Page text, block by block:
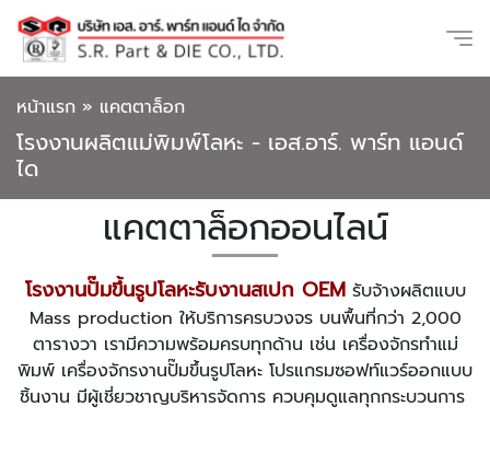
หน้าแรก » แคตตาล็อก
โรงงานผลิตแม่พิมพ์โลหะ - เอส.อาร์. พาร์ท แอนด์
ได
แคตตาล็อกออนไลน์
โรงงานปั๊มขึ้นรูปโลหะรับงานสเปก OEMรับจ้างผลิตแบบ
Mass production ให้บริการครบวงจร บนพื้นที่กว่า 2,000
ตารางวา เรามีความพร้อมครบทุกด้าน เช่น เครื่องจักรทำแม่
พิมพ์ เครื่องจักรงานปั๊มขึ้นรูปโลหะ โปรแกรมซอฟท์แวร์ออกแบบ
ชิ้นงาน มีผู้เชี่ยวชาญบริหารจัดการ ควบคุมดูแลทุกกระบวนการ